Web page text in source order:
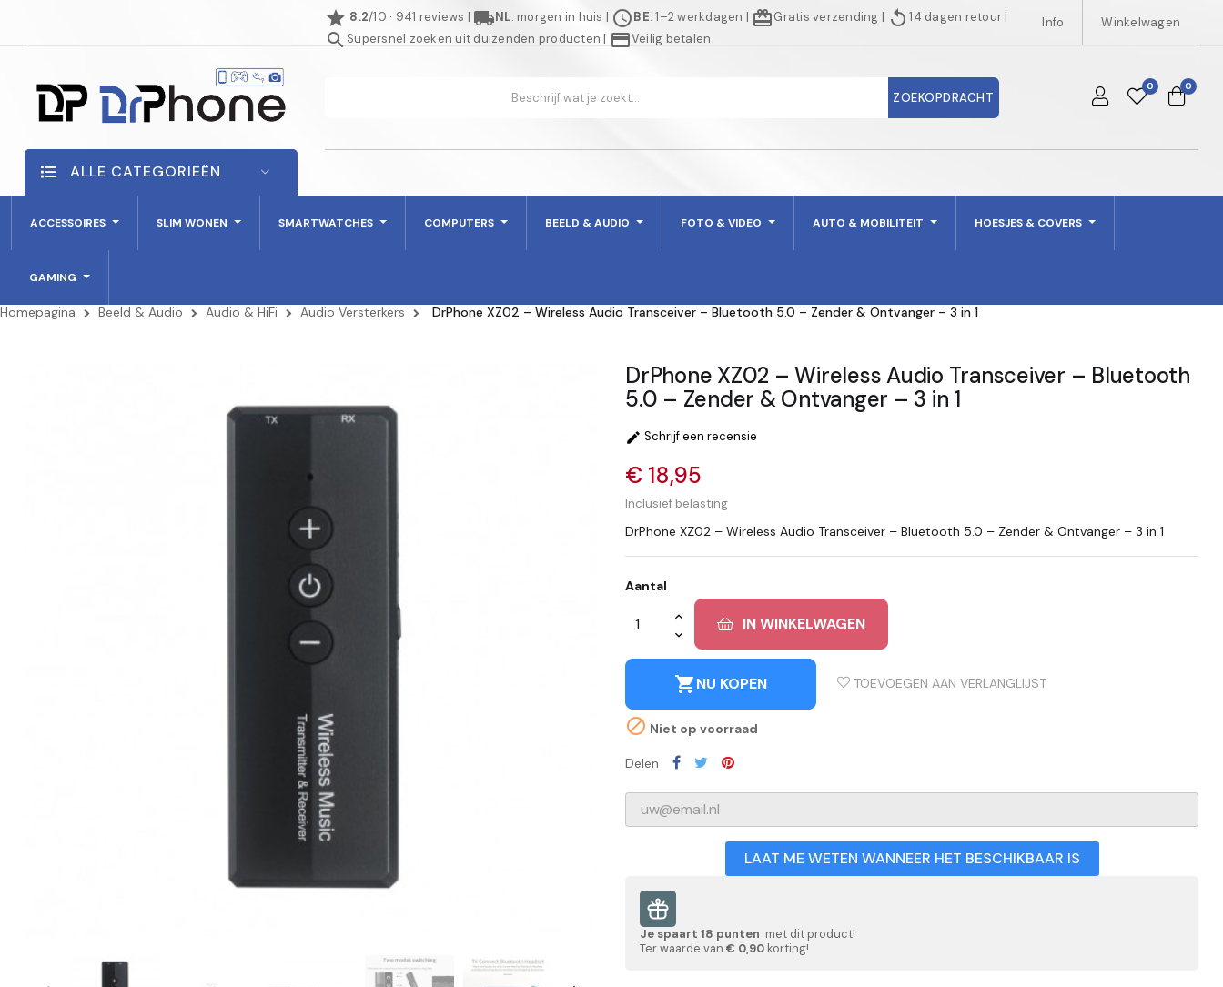
star 8.2/10 · 941 reviews | local_shippingNL: morgen in huis | scheduleBE: 1–2 werkdagen | redeemGratis verzending | replay14 dagen retour |
searchSupersnel zoeken uit duizenden producten | credit_cardVeilig betalen
Info Winkelwagen
ZOEKOPDRACHT
0 0
ALLE CATEGORIEËN
ACCESSOIRES SLIM WONEN SMARTWATCHES COMPUTERS BEELD & AUDIO FOTO & VIDEO AUTO & MOBILITEIT HOESJES & COVERS
GAMING
Homepagina Beeld & Audio Audio & HiFi Audio Versterkers DrPhone XZ02 – Wireless Audio Transceiver – Bluetooth 5.0 – Zender & Ontvanger – 3 in 1
DrPhone XZ02 – Wireless Audio Transceiver – Bluetooth
5.0 – Zender & Ontvanger – 3 in 1
 Schrijf een recensie
€ 18,95
Inclusief belasting
DrPhone XZ02 – Wireless Audio Transceiver – Bluetooth 5.0 – Zender & Ontvanger – 3 in 1
Aantal
IN WINKELWAGEN
shopping_cartNU KOPEN TOEVOEGEN AAN VERLANGLIJST
 Niet op voorraad
Delen
LAAT ME WETEN WANNEER HET BESCHIKBAAR IS
Je spaart 18 punten met dit product!
Ter waarde van € 0,90 korting!